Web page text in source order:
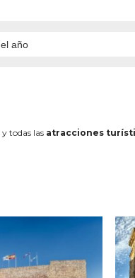
y todas las atracciones